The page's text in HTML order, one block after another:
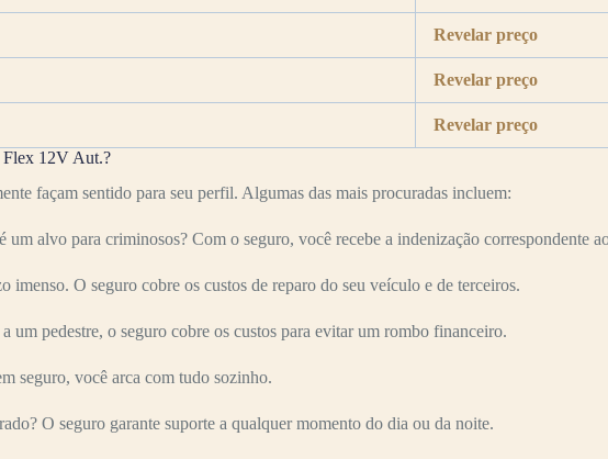
Revelar preço
Revelar preço
Revelar preço
Flex 12V Aut.?
façam sentido para seu perfil. Algumas das mais procuradas incluem:
alvo para criminosos? Com o seguro, você recebe a indenização correspondente
imenso. O seguro cobre os custos de reparo do seu veículo e de terceiros.
um pedestre, o seguro cobre os custos para evitar um rombo financeiro.
seguro, você arca com tudo sozinho.
O seguro garante suporte a qualquer momento do dia ou da noite.